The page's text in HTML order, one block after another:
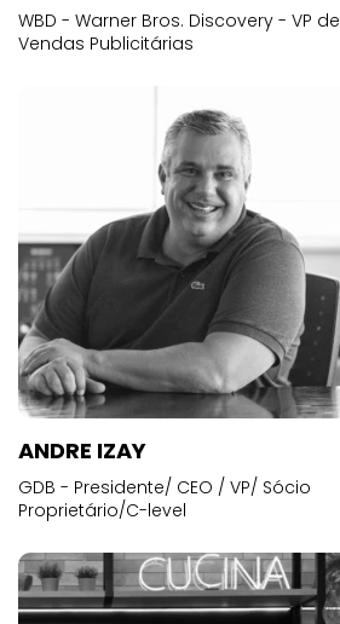
WBD - Warner Bros. Discovery - VP de
Vendas Publicitárias
ANDRE IZAY
GDB - Presidente/ CEO / VP/ Sócio
Proprietário/C-level